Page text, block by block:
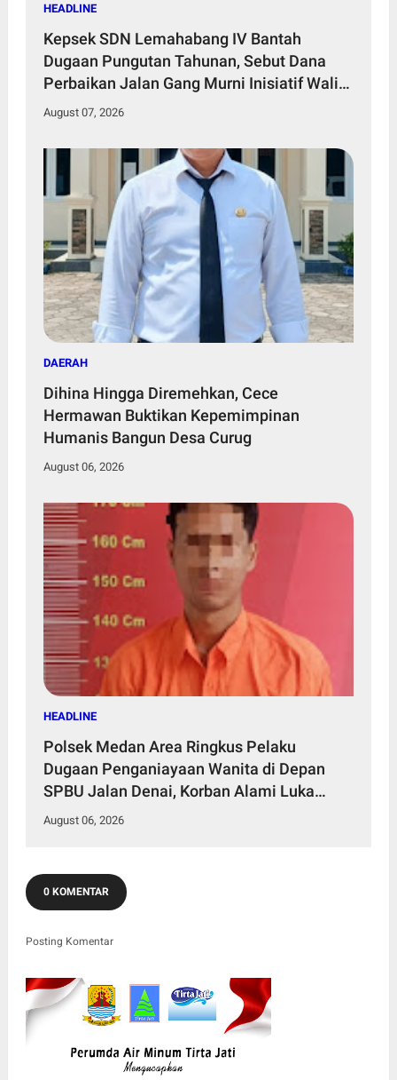
HEADLINE
Kepsek SDN Lemahabang IV Bantah
Dugaan Pungutan Tahunan, Sebut Dana
Perbaikan Jalan Gang Murni Inisiatif Wali
Murid
August 07, 2026
DAERAH
Dihina Hingga Diremehkan, Cece
Hermawan Buktikan Kepemimpinan
Humanis Bangun Desa Curug
August 06, 2026
HEADLINE
Polsek Medan Area Ringkus Pelaku
Dugaan Penganiayaan Wanita di Depan
SPBU Jalan Denai, Korban Alami Luka
Memar
August 06, 2026
0 KOMENTAR
Posting Komentar